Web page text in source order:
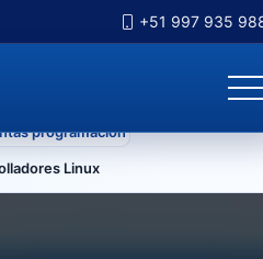
+51 997 935
anteriores
programacion
Linux